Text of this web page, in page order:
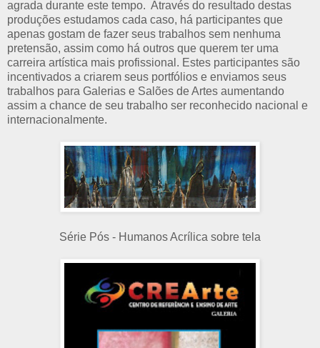
agrada durante este tempo. Através do resultado destas
produções estudamos cada caso, há participantes que
apenas gostam de fazer seus trabalhos sem nenhuma
pretensão, assim como há outros que querem ter uma
carreira artística mais profissional. Estes participantes são
incentivados a criarem seus portfólios e enviamos seus
trabalhos para Galerias e Salões de Artes aumentando
assim a chance de seu trabalho ser reconhecido nacional e
internacionalmente.
Série Pós - Humanos Acrílica sobre tela